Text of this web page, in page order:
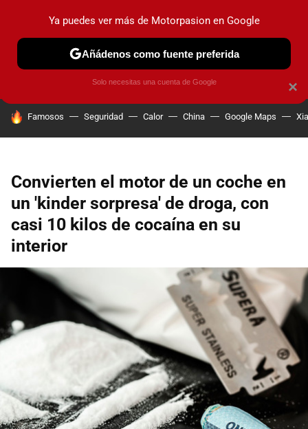
PRUEBAS COCHES ELÉCTRICOS OBSERVATORIO
HOY SE HABLA DE
Famosos Seguridad Calor China Google Maps
Convierten el motor de un coche en
un 'kinder sorpresa' de droga, con
casi 10 kilos de cocaína en su
interior
×
Ya puedes ver más de Motorpasion en Google
Añádenos como fuente preferida
Solo necesitas una cuenta de Google